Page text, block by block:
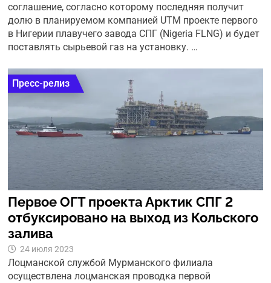
соглашение, согласно которому последняя получит
долю в планируемом компанией UTM проекте первого
в Нигерии плавучего завода СПГ (Nigeria FLNG) и будет
поставлять сырьевой газ на установку. …
Пресс-релиз
Первое ОГТ проекта Арктик СПГ 2
отбуксировано на выход из Кольского
залива
24 июля 2023
Лоцманской службой Мурманского филиала
осуществлена лоцманская проводка первой